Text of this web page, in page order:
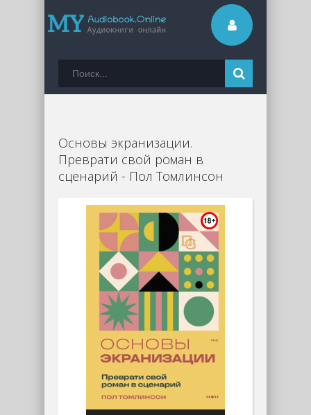
Основы экранизации.
Преврати свой роман в
сценарий - Пол Томлинсон